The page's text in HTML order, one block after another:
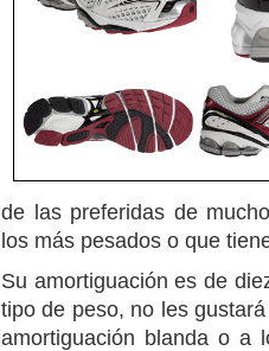
de las preferidas de
los más pesados o que
Su amortiguación es de
tipo de peso, no les
amortiguación blanda o a